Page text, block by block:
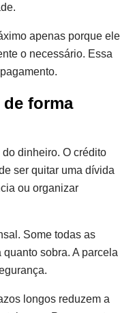
apenas porque ele
o necessário. Essa
forma
dinheiro. O crédito
ser quitar uma dívida
ou organizar
Some todas as
sobra. A parcela
longos reduzem a